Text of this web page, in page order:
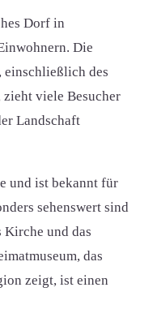
Dorf in
Die
einschließlich des
viele Besucher
Landschaft
und ist bekannt für
sehenswert sind
Kirche und das
das
zeigt, ist einen